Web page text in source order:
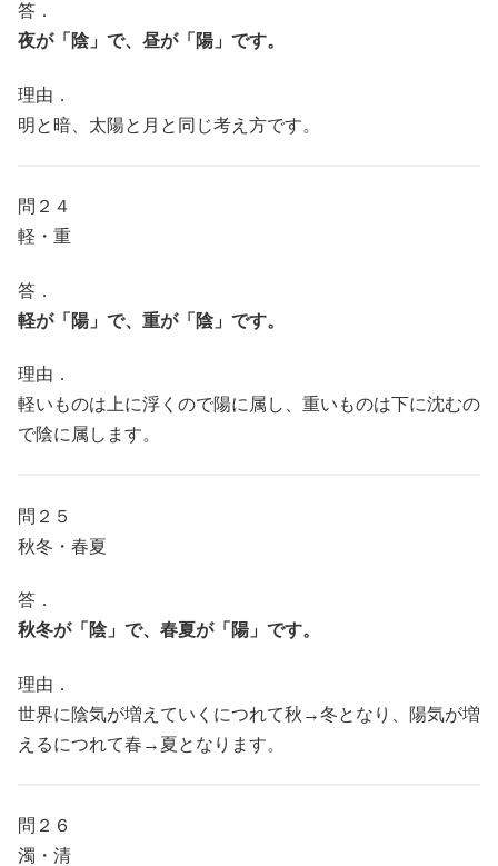
答．
夜が「陰」で、昼が「陽」です。
理由．
明と暗、太陽と月と同じ考え方です。
問２４
軽・重
答．
軽が「陽」で、重が「陰」です。
理由．
軽いものは上に浮くので陽に属し、重いものは下に沈むの
で陰に属します。
問２５
秋冬・春夏
答．
秋冬が「陰」で、春夏が「陽」です。
理由．
世界に陰気が増えていくにつれて秋→冬となり、陽気が増
えるにつれて春→夏となります。
問２６
濁・清